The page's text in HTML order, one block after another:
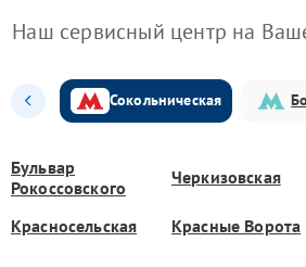
Наш сервисный центр на
Сокольническая
Бульвар
Рокоссовского
Черкизовская
Красносельская
Красные Ворота